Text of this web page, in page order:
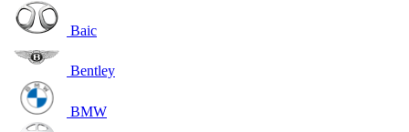
Baic
Bentley
BMW